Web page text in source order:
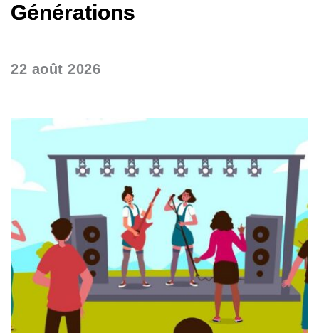
Générations
22 août 2026